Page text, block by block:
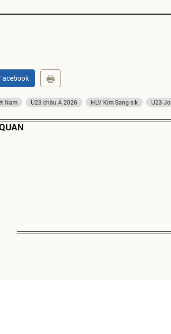
Nam U23 châu Á 2026 HLV Kim Sang-sik U23